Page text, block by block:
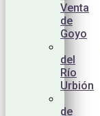
Venta
de
Goyo
del
Río
Urbión
de